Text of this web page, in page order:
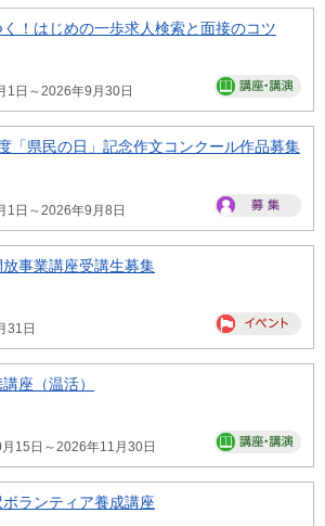
！はじめの一歩求人検索と面接のコツ
1日～2026年9月30日
「県民の日」記念作文コンクール作品募集
1日～2026年9月8日
放事業講座受講生募集
31日
座（温活）
15日～2026年11月30日
ランティア養成講座